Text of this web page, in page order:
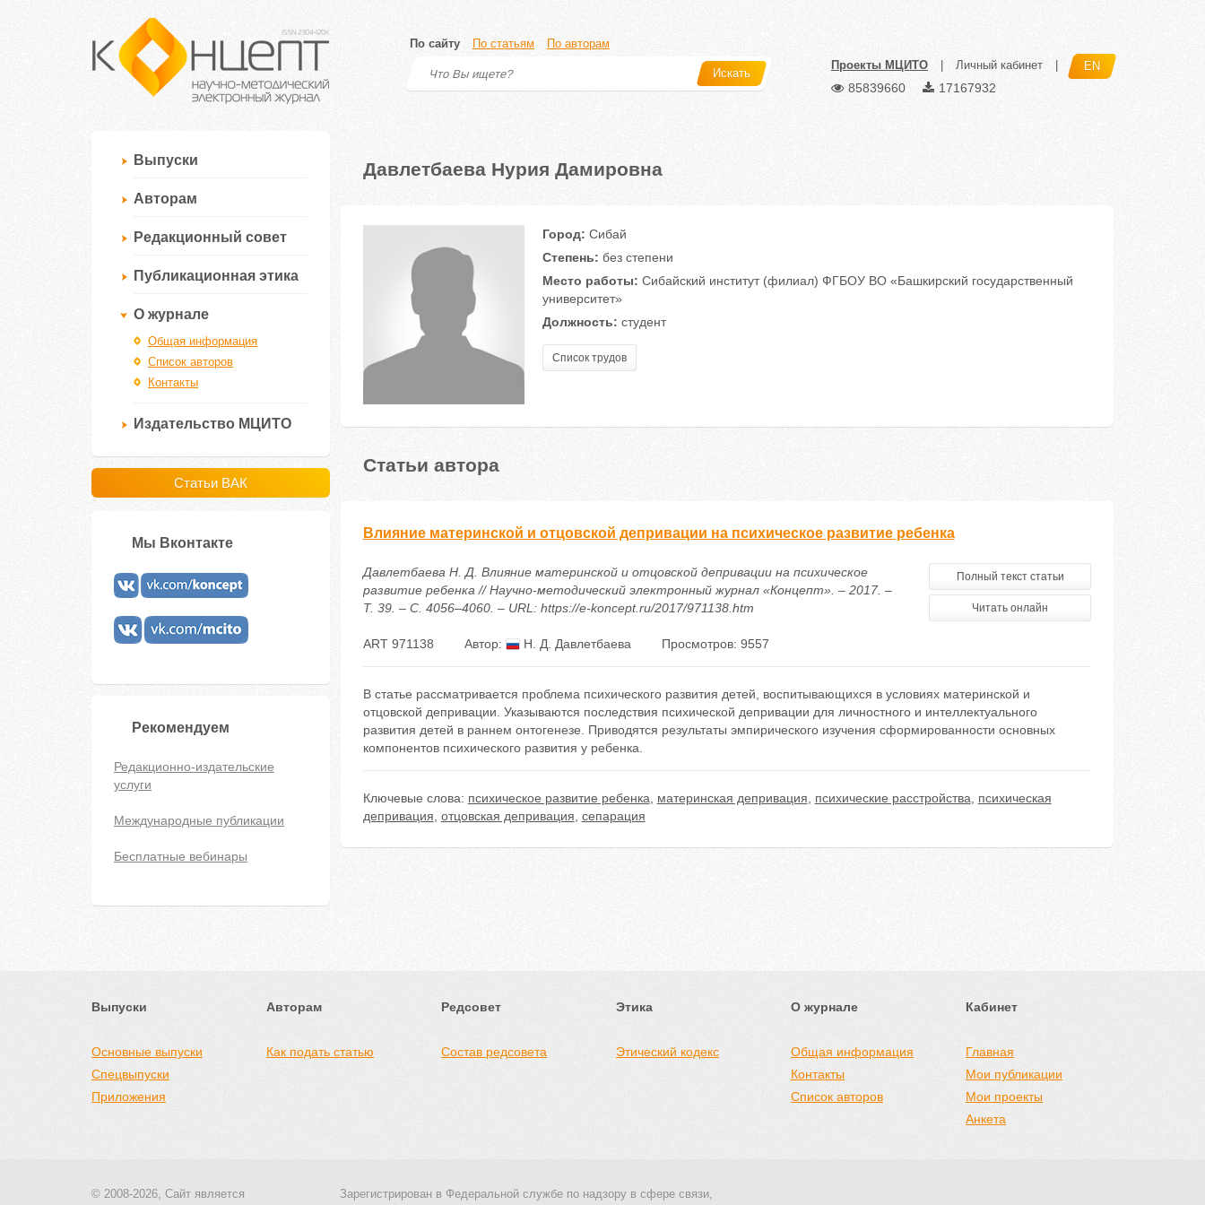
По сайту По статьям По авторам
Искать
Проекты МЦИТО Личный кабинет EN
85839660 17167932
Выпуски
Авторам
Редакционный совет
Публикационная этика
О журнале
Общая информация
Список авторов
Контакты
Издательство МЦИТО
Статьи ВАК
Мы Вконтакте
Рекомендуем
Редакционно-издательские
услуги
Международные публикации
Бесплатные вебинары
Давлетбаева Нурия Дамировна
Город: Сибай
Степень: без степени
Место работы: Сибайский институт (филиал) ФГБОУ ВО «Башкирский государственный
университет»
Должность: студент
Список трудов
Статьи автора
Влияние материнской и отцовской депривации на психическое развитие ребенка
Давлетбаева Н. Д. Влияние материнской и отцовской депривации на психическое
развитие ребенка // Научно-методический электронный журнал «Концепт». – 2017. –
Т. 39. – С. 4056–4060. – URL: https://e-koncept.ru/2017/971138.htm
Полный текст статьи
Читать онлайн
ART 971138 Автор: Н. Д. Давлетбаева Просмотров: 9557
В статье рассматривается проблема психического развития детей, воспитывающихся в условиях материнской и
отцовской депривации. Указываются последствия психической депривации для личностного и интеллектуального
развития детей в раннем онтогенезе. Приводятся результаты эмпирического изучения сформированности основных
компонентов психического развития у ребенка.
Ключевые слова: психическое развитие ребенка материнская депривация психические расстройства
психическая
депривация отцовская депривация сепарация
Выпуски
Основные выпуски
Спецвыпуски
Приложения
Авторам
Как подать статью
Редсовет
Состав редсовета
Этика
Этический кодекс
О журнале
Общая информация
Контакты
Список авторов
Кабинет
Главная
Мои публикации
Мои проекты
Анкета
© 2008-2026, Сайт является
Зарегистрирован в Федеральной службе по надзору в сфере связи,